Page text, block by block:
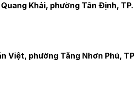
Khải, phường Tân Định,
Việt, phường Tăng Nhơn Phú,